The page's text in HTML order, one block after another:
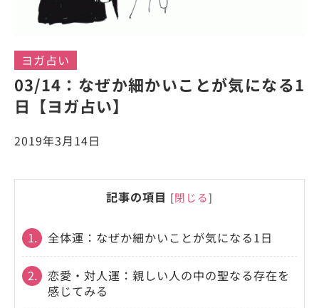
ヨガ占い
03/14：なぜか細かいことが気になる1
日【ヨガ占い】
2019年3月14日
記事の項目 [閉じる]
1. 全体運：なぜか細かいことが気になる1日
2.
恋愛・対人運：親しい人の中の聖なる存在を
感じてみる